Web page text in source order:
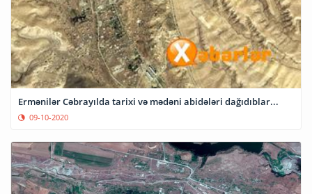
Ermənilər Cəbrayılda tarixi və mədəni abidələri dağıdıblar...
09-10-2020